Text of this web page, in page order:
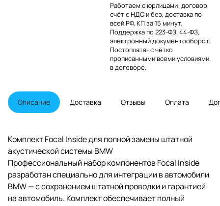
Работаем с юрлицами: договор,
счёт с НДС и без, доставка по
всей РФ, КП за 15 минут.
Поддержка по 223-ФЗ, 44-ФЗ,
электронный документооборот.
Постоплата- с чётко
прописанными всеми условиями
в договоре.
Описание Доставка Отзывы Оплата
Комплект Focal Inside для полной замены штатной
акустической системы BMW
Профессиональный набор компонентов Focal Inside
разработан специально для интеграции в автомобили
BMW — с сохранением штатной проводки и гарантией
на автомобиль. Комплект обеспечивает полный